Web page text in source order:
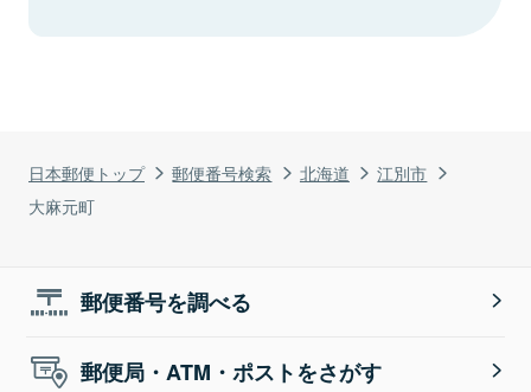
日本郵便トップ 郵便番号検索 北海道
江別市
大麻元町
郵便番号を調べる
郵便局・ATM・ポストをさがす